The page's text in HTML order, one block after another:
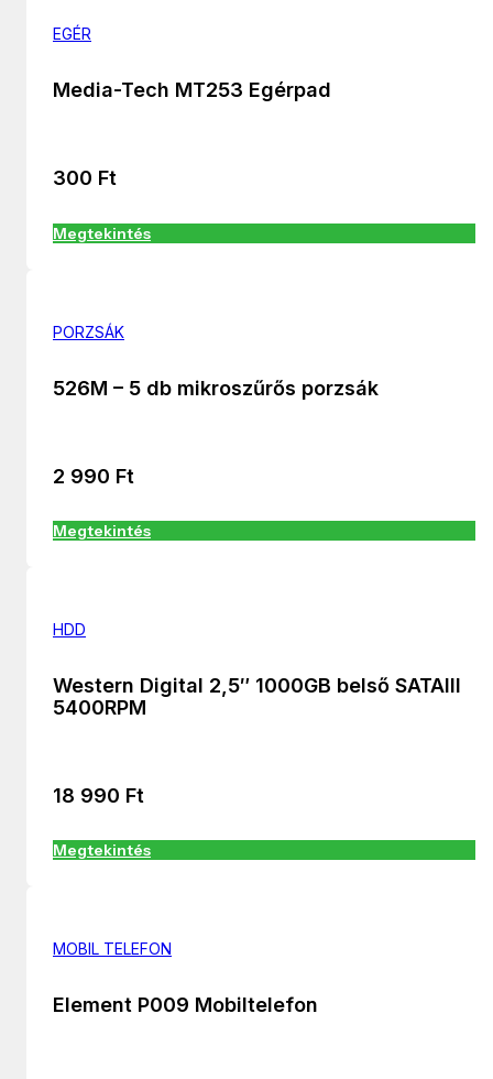
EGÉR
Media-Tech MT253 Egérpad
300 Ft
Megtekintés
PORZSÁK
526M – 5 db mikroszűrős porzsák
2 990 Ft
Megtekintés
HDD
Western Digital 2,5″ 1000GB belső SATAIII
5400RPM
18 990 Ft
Megtekintés
MOBIL TELEFON
Element P009 Mobiltelefon